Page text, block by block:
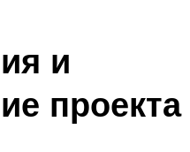
и
проекта